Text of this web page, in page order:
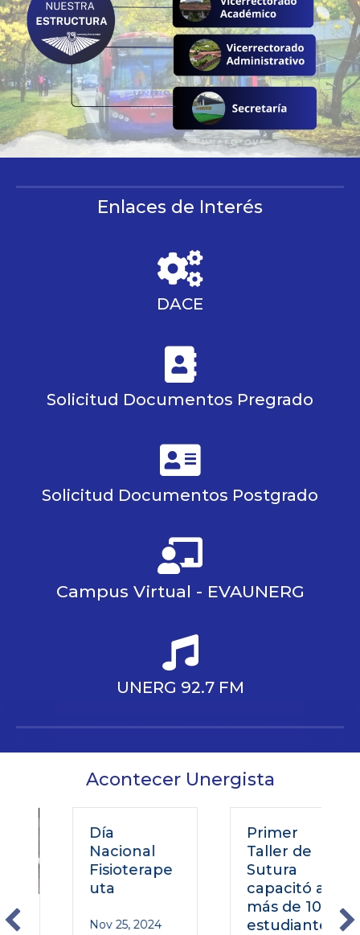
Enlaces de Interés
DACE
Solicitud Documentos Pregrado
Solicitud Documentos Postgrado
Campus Virtual - EVAUNERG
UNERG 92.7 FM
Acontecer Unergista
Nacional
Fisioterape
uta
Nov 25, 2024
Primer
Taller de
Sutura
capacitó a
más de 100
estudiantes